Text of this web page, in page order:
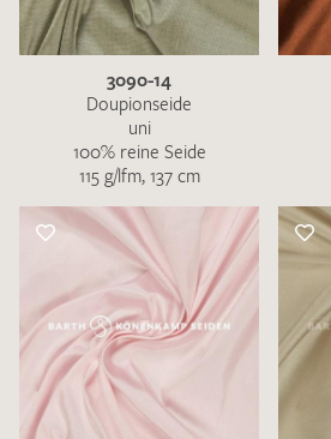
3090-14
Doupionseide
uni
100% reine Seide
115 g/lfm, 137 cm